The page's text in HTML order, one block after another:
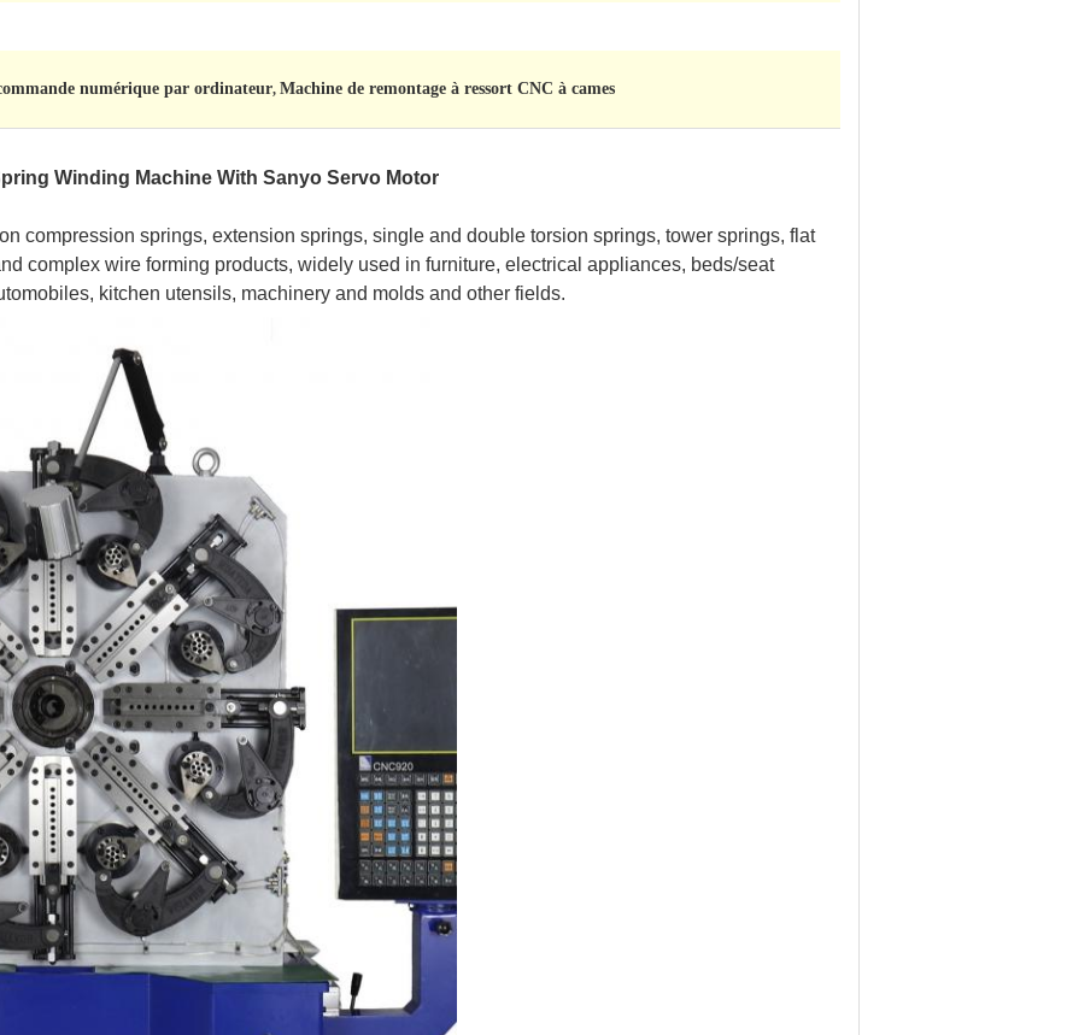
numérique par ordinateur, Machine de remontage à ressort CNC à cames
Winding Machine With Sanyo Servo Motor
compression springs, extension springs, single and double torsion springs, tower springs, flat
complex wire forming products, widely used in furniture, electrical appliances, beds/seat
kitchen utensils, machinery and molds and other fields.